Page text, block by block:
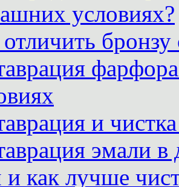
условиях?
и
эмали
как лучше